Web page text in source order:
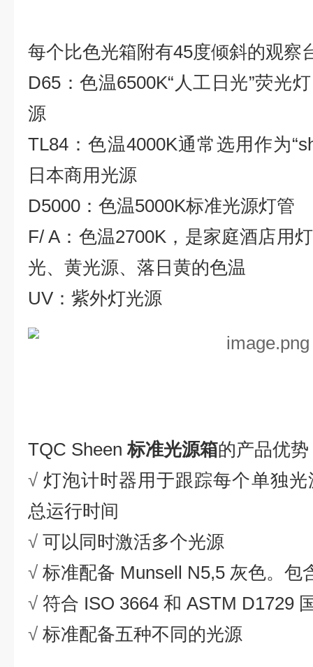
每个比色光箱附有45度倾斜的观察
D65 ：色温6500K“ 人工日光”荧光
源
TL84 ：色温4000K通常选用作为
日本商用光源
D5000 ：色温5000K标准光源灯管
F/ A ：色温2700K ，是家庭酒店用
光、黄光源、落日黄的色温
UV ：紫外灯光源
TQC Sheen标准光源箱的产品优势
√ 灯泡计时器用于跟踪每个单独
总运行时间
√ 可以同时激活多个光源
√ 标准配备 Munsell N5,5 灰色。包
√ 符合 ISO 3664 和 ASTM D1729
√ 标准配备五种不同的光源